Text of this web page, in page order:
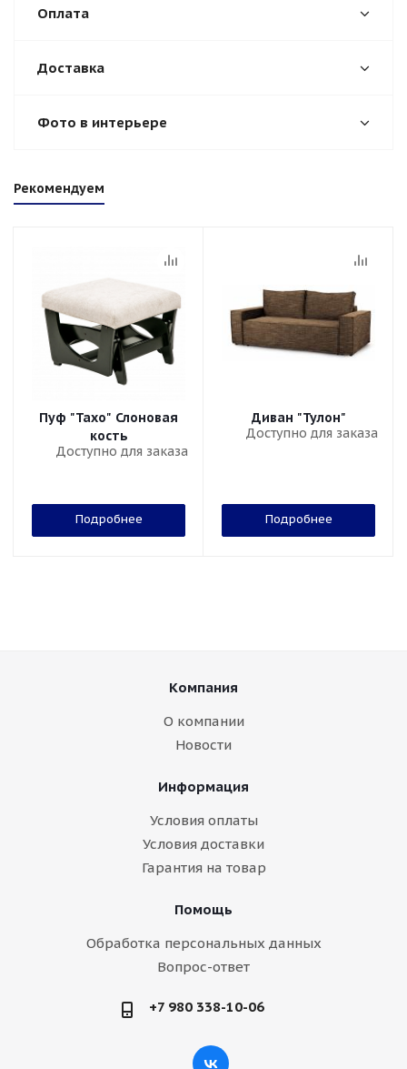
Оплата
Доставка
Фото в интерьере
Рекомендуем
Пуф "Тахо" Слоновая
кость
Доступно для заказа
Подробнее
Диван "Тулон"
Доступно для заказа
Подробнее
Компания
О компании
Новости
Информация
Условия оплаты
Условия доставки
Гарантия на товар
Помощь
Обработка персональных данных
Вопрос-ответ
+7 980 338-10-06